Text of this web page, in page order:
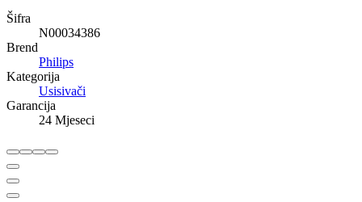
Šifra
N00034386
Brend
Philips
Kategorija
Usisivači
Garancija
24 Mjeseci